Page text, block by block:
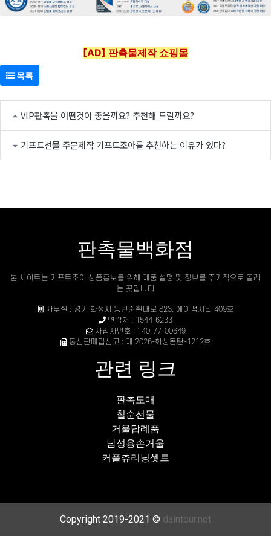
[AD] 판촉물제작 쇼핑몰
목록
VIP판촉물 어떤것이 좋을까요? 추천해 드릴까요?
기프트선물 주문제작 기프트조아를 추천하는 이유가 있다?
판촉물백화점
본 사이트는 기프트조아 상품홍보를 위해 제품 설명 및 정보를 주기적으로 올리
는 곳입니다
사무실 : 경기 화성시 동탄순환대로 823, 에이팩시티 409호
연락처 : 1544-6233
사업자번호 : 140-77-00649
통신판매업신고 : 제 2026-화성동탄-1212호
관련 링크
판촉도매
칠순선물
거울답례품
남성용손거울
커플츄리닝셋트
Copyright 2019-2021 © daintour.net